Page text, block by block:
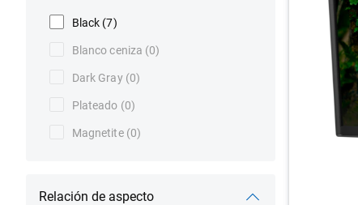
Black (7)
Blanco ceniza (0)
Dark Gray (0)
Plateado (0)
Magnetite (0)
Relación de aspecto